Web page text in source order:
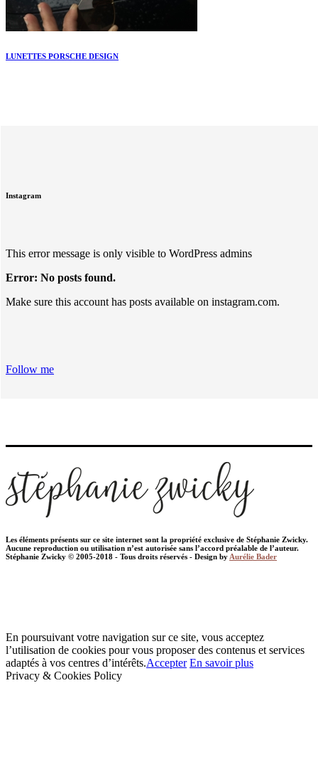
LUNETTES PORSCHE DESIGN
Instagram
This error message is only visible to WordPress admins
Error: No posts found.
Make sure this account has posts available on instagram.com.
Follow me
Les éléments présents sur ce site internet sont la propriété exclusive de Stéphanie Zwicky.
Aucune reproduction ou utilisation n’est autorisée sans l’accord préalable de l’auteur.
Stéphanie Zwicky © 2005-2018 - Tous droits réservés - Design byAurélie Bader
En poursuivant votre navigation sur ce site, vous acceptez
l’utilisation de cookies pour vous proposer des contenus et services
adaptés à vos centres d’intérêts.Accepter En savoir plus
Privacy & Cookies Policy